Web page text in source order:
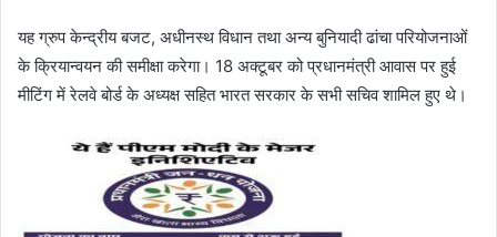
यह ग्रुप केन्द्रीय बजट, अधीनस्थ विधान तथा अन्य बुनियादी ढांचा परियोजनाओं
के क्रियान्वयन की समीक्षा करेगा। 18 अक्टूबर को प्रधानमंत्री आवास पर हुई
मीटिंग में रेलवे बोर्ड के अध्यक्ष सहित भारत सरकार के सभी सचिव शामिल हुए थे।